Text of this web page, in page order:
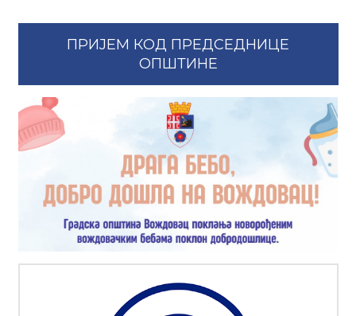
ПРИЈЕМ КОД ПРЕДСЕДНИЦЕ
ОПШТИНЕ